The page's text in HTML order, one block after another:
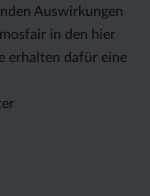
Auswirkungen
in den hier
erhalten dafür eine